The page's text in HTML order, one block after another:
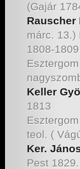
(Gajár
Rauscher
márc. 13.)
1808-1809
Keller
teol. (
Ker.
Pest